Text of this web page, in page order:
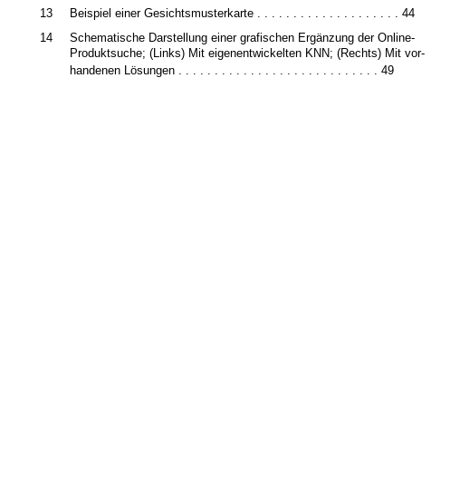
13
Beispiel einer Gesichtsmusterkarte . . . . . . . . . . . . . . . . . . . . 44
14
Schematische Darstellung einer grafischen Ergänzung der Online-
Produktsuche; (Links) Mit eigenentwickelten KNN; (Rechts) Mit vor-
handenen Lösungen . . . . . . . . . . . . . . . . . . . . . . . . . . . . 49